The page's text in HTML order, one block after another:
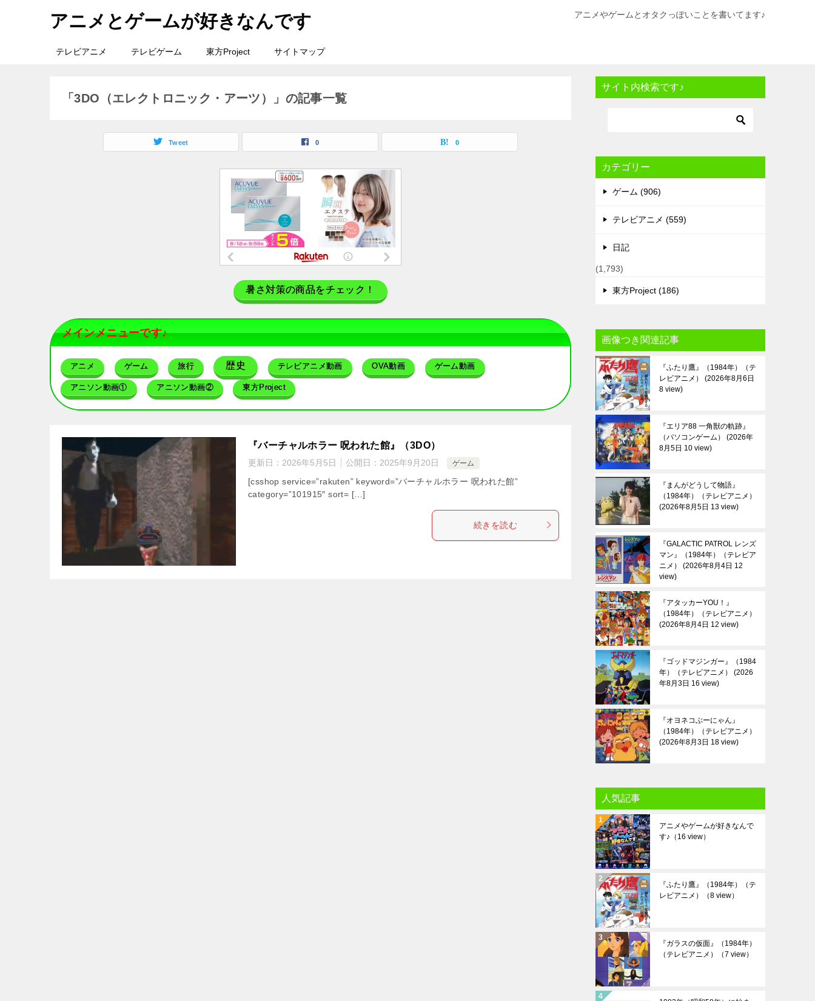
アニメとゲームが好きなんです アニメやゲームとオタクっぽいことを書いてます♪
テレビアニメ テレビゲーム 東方Project サイトマップ
「3DO（エレクトロニック・アーツ）」の記事一覧
Tweet 0 0
暑さ対策の商品をチェック！
メインメニューです♪
アニメ ゲーム 旅行 歴史 テレビアニメ動画 OVA動画 ゲーム動画
アニソン動画① アニソン動画② 東方Project
『バーチャルホラー 呪われた館』（3DO）
更新日： 2026年5月5日 公開日： 2025年9月20日 ゲーム
[csshop service=”rakuten” keyword=”バーチャルホラー 呪われた館”
category=”101915″ sort= […]
続きを読む
サイト内検索です♪
カテゴリー
ゲーム (906)
テレビアニメ (559)
日記
(1,793)
東方Project (186)
画像つき関連記事
『ふたり鷹』（1984年）（テ
レビアニメ）
2026年8月6日
8 view
『エリア88 一角獣の軌跡』
（パソコンゲーム）
2026年
8月5日 10 view
『まんがどうして物語』
（1984年）（テレビアニメ）
2026年8月5日 13 view
『GALACTIC PATROL レンズ
マン』（1984年）（テレビア
ニメ）
2026年8月4日 12
view
『アタッカーYOU！』
（1984年）（テレビアニメ）
2026年8月4日 12 view
『ゴッドマジンガー』（1984
年）（テレビアニメ）
2026
年8月3日 16 view
『オヨネコぶーにゃん』
（1984年）（テレビアニメ）
2026年8月3日 18 view
人気記事
アニメやゲームが好きなんで
す♪ （16 view）
『ふたり鷹』（1984年）（テ
レビアニメ）
（8 view）
『ガラスの仮面』（1984年）
（テレビアニメ）
（7 view）